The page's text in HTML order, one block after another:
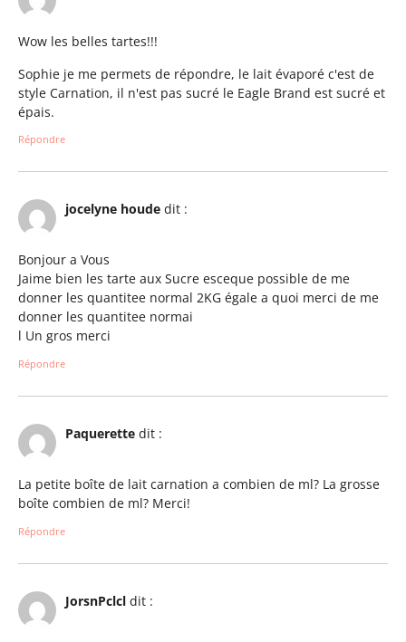
Wow les belles tartes!!!
Sophie je me permets de répondre, le lait évaporé c'est de
style Carnation, il n'est pas sucré le Eagle Brand est sucré et
épais.
Répondre
jocelyne houde dit :
Bonjour a Vous
Jaime bien les tarte aux Sucre esceque possible de me
donner les quantitee normal 2KG égale a quoi merci de me
donner les quantitee normai
l Un gros merci
Répondre
Paquerette dit :
La petite boîte de lait carnation a combien de ml? La grosse
boîte combien de ml? Merci!
Répondre
JorsnPclcl dit :